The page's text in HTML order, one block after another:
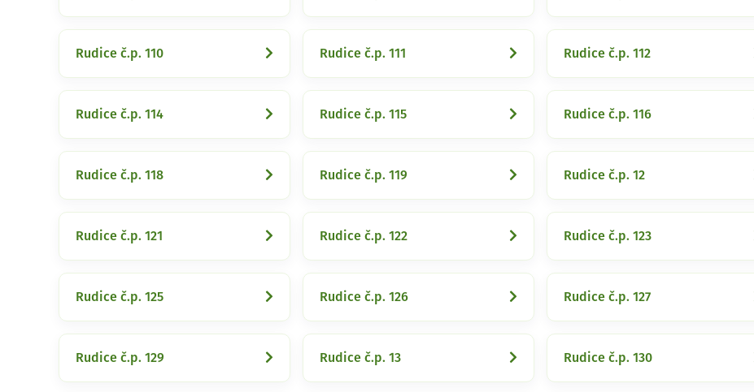
Rudice č.p. 110 Rudice č.p. 111 Rudice č.p. 112
Rudice č.p. 114 Rudice č.p. 115 Rudice č.p. 116
Rudice č.p. 118 Rudice č.p. 119 Rudice č.p. 12
Rudice č.p. 121 Rudice č.p. 122 Rudice č.p. 123
Rudice č.p. 125 Rudice č.p. 126 Rudice č.p. 127
Rudice č.p. 129 Rudice č.p. 13 Rudice č.p. 130